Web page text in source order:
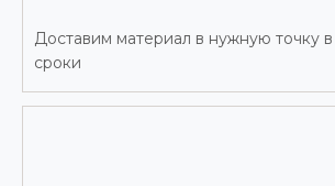
Доставим материал в нужную точку
сроки